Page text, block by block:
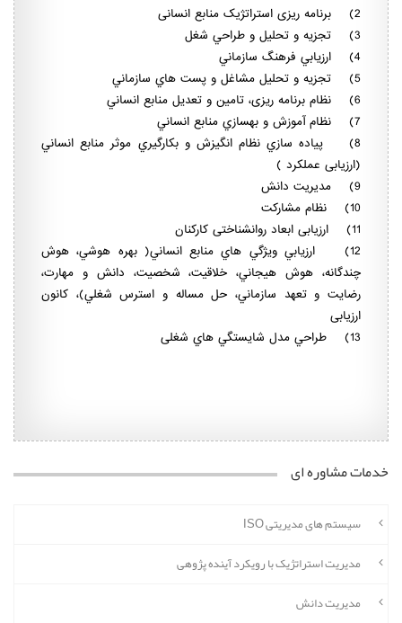
2) برنامه ریزی استراتژیک منابع انسانی
3) تجزيه و تحليل و طراحي شغل
4) ارزيابي فرهنگ سازماني
5) تجزيه و تحليل مشاغل و پست هاي سازماني
6) نظام برنامه ريزی‏، تامين و تعديل منابع انساني
7) نظام آموزش و بهسازي منابع انساني
8) پياده سازي نظام انگيزش و بكارگيري موثر منابع انساني
(ارزیابی عملکرد )
9) مدیریت دانش
10) نظام مشارکت
11) ارزیابی ابعاد روانشناختی کارکنان
12) ارزيابي ويژگي هاي منابع انساني( بهره هوشي، هوش
چندگانه، هوش هيجاني، خلاقيت، شخصيت، دانش و مهارت،
رضايت و تعهد سازماني، حل مساله و استرس شغلي)، کانون
ارزیابی
13) طراحي مدل شايستگي هاي شغلی
خدمات مشاوره ای
سیستم های مدیریتی ISO
مدیریت استراتژیک با رویکرد آینده پژوهی
مدیریت دانش